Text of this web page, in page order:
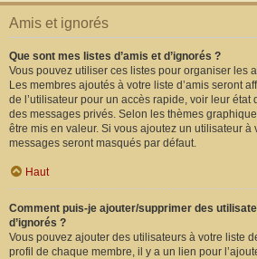
Amis et ignorés
Que sont mes listes d’amis et d’ignorés ?
Vous pouvez utiliser ces listes pour organiser les
Les membres ajoutés à votre liste d’amis seront
de l’utilisateur pour un accès rapide, voir leur
des messages privés. Selon les thèmes
être mis en valeur. Si vous ajoutez un utilisateur à
messages seront masqués par défaut.
Haut
Comment puis-je ajouter/supprimer des
d’ignorés ?
Vous pouvez ajouter des utilisateurs à votre liste
profil de chaque membre, il y a un lien pour